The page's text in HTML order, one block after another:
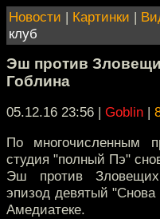
Новости | Картинки |
клуб
Эш против
Гоблина
05.12.16 23:56 | Goblin |
По многочисленным
студия "полный Пэ"
Эш против
эпизод девятый
Амедиатеке.